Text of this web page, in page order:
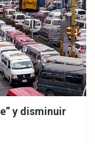
y disminuir